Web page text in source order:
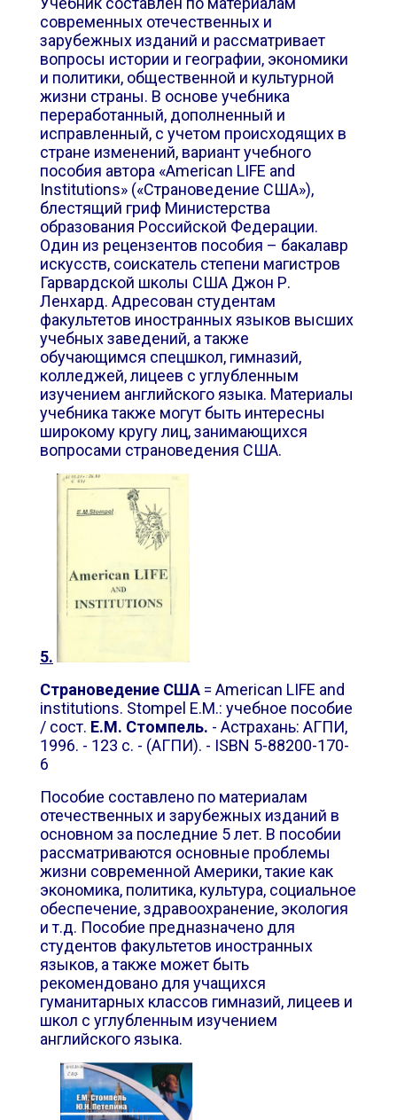
современных отечественных и
зарубежных изданий и рассматривает
вопросы истории и географии, экономики
и политики, общественной и культурной
жизни страны. В основе учебника
переработанный, дополненный и
исправленный, с учетом происходящих в
стране изменений, вариант учебного
пособия автора «American LIFE and
Institutions» («Страноведение США»),
блестящий гриф Министерства
образования Российской Федерации.
Один из рецензентов пособия – бакалавр
искусств, соискатель степени магистров
Гарвардской школы США Джон Р.
Ленхард. Адресован студентам
факультетов иностранных языков высших
учебных заведений, а также
обучающимся спецшкол, гимназий,
колледжей, лицеев с углубленным
изучением английского языка. Материалы
учебника также могут быть интересны
широкому кругу лиц, занимающихся
вопросами страноведения США.
5.
Страноведение США = American LIFE and
institutions. Stompel E.M.: учебное пособие
/ сост. Е.М. Стомпель. - Астрахань: АГПИ,
1996. - 123 с. - (АГПИ). - ISBN 5-88200-170-
6
Пособие составлено по материалам
отечественных и зарубежных изданий в
основном за последние 5 лет. В пособии
рассматриваются основные проблемы
жизни современной Америки, такие как
экономика, политика, культура, социальное
обеспечение, здравоохранение, экология
и т.д. Пособие предназначено для
студентов факультетов иностранных
языков, а также может быть
рекомендовано для учащихся
гуманитарных классов гимназий, лицеев и
школ с углубленным изучением
английского языка.